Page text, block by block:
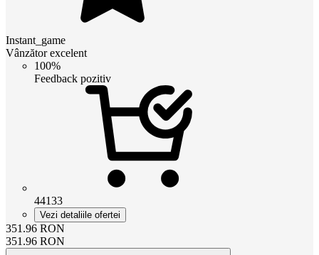
Instant_game
Vânzător excelent
100%
Feedback pozitiv
44133
Vezi detaliile ofertei
351.96 RON
351.96 RON